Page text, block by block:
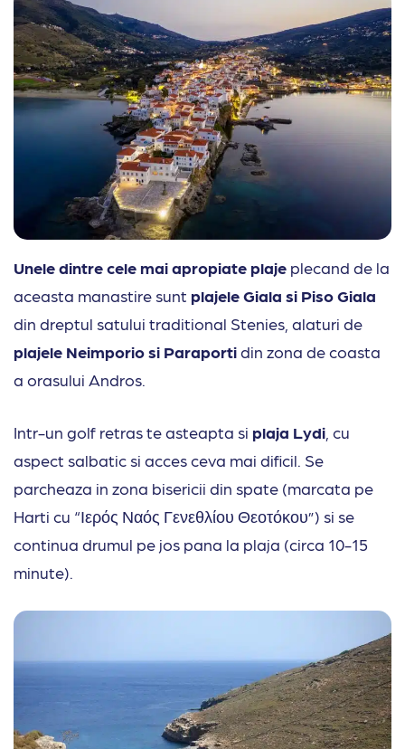
Unele dintre cele mai apropiate plaje plecand de la
aceasta manastire sunt plajele Giala si Piso Giala
din dreptul satului traditional Stenies, alaturi de
plajele Neimporio si Paraportidin zona de coasta
a orasului Andros.
Intr-un golf retras te asteapta si plaja Lydi , cu
aspect salbatic si acces ceva mai dificil. Se
parcheaza in zona bisericii din spate (marcata pe
Harti cu “Ιερός Ναός Γενεθλίου Θεοτόκου”) si se
continua drumul pe jos pana la plaja (circa 10-15
minute).